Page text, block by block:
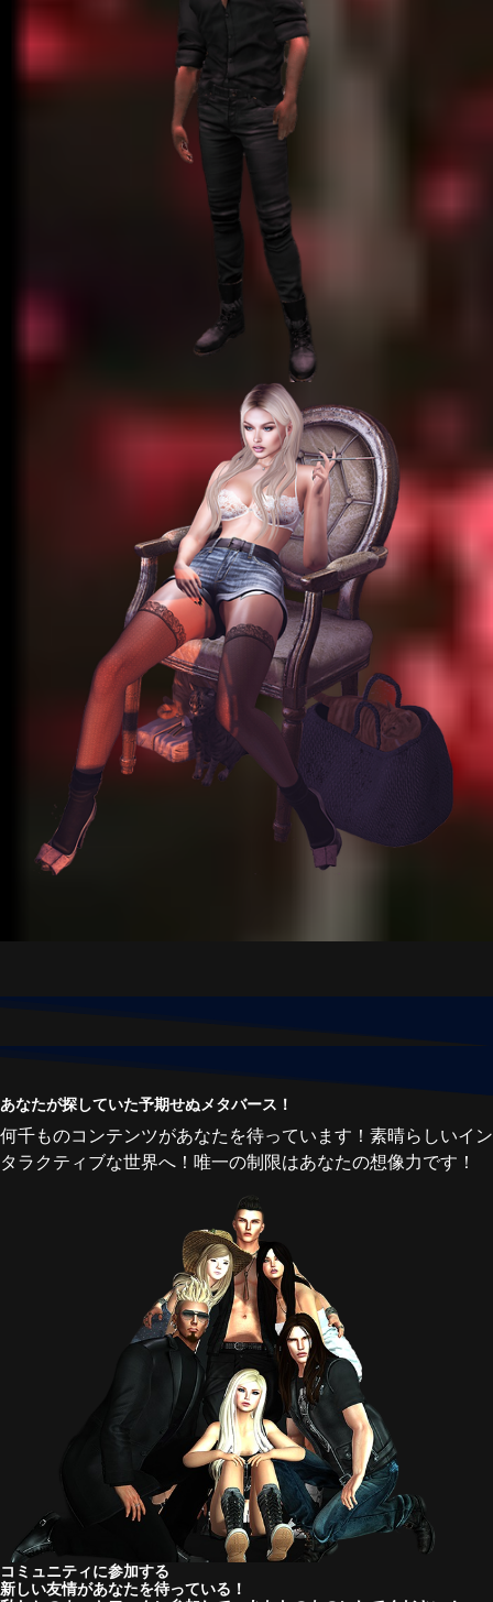
あなたが探していた予期せぬメタバース！
何千ものコンテンツがあなたを待っています！素晴らしいイン
タラクティブな世界へ！唯一の制限はあなたの想像力です！
コミュニティに参加する
新しい友情があなたを待っている！